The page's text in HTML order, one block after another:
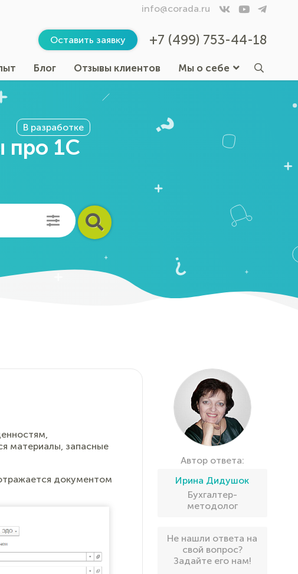
info@corada.ru
Оставить заявку +7 (499) 753-44-18
Блог Отзывы клиентов Мы о себе
про 1С
В разработке
материалы, запасные
документом
Автор ответа:
Ирина Дидушок
Бухгалтер-
методолог
Не нашли ответа на
свой вопрос?
Задайте его нам!